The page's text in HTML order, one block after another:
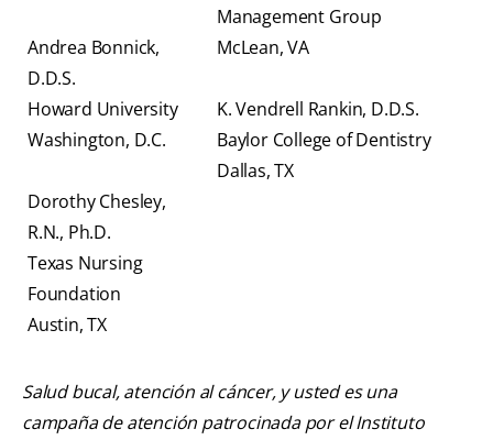
Andrea Bonnick,
D.D.S.
Howard University
Washington, D.C.
Dorothy Chesley,
R.N., Ph.D.
Texas Nursing
Foundation
Austin, TX
Management Group
McLean, VA
K. Vendrell Rankin, D.D.S.
Baylor College of Dentistry
Dallas, TX
Salud bucal, atención al cáncer, y usted es una
campaña de atención patrocinada por el Instituto